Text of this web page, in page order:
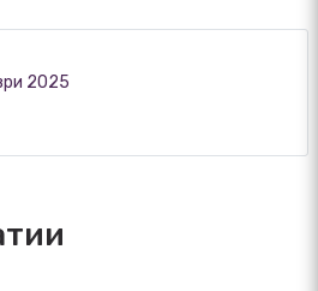
2025